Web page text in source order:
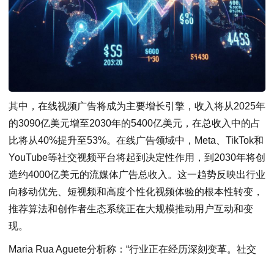
其中，在线视频广告将成为主要增长引擎，收入将从2025年
的3090亿美元增至2030年的5400亿美元，在总收入中的占
比将从40%提升至53%。在线广告领域中，Meta、TikTok和
YouTube等社交视频平台将起到决定性作用，到2030年将创
造约4000亿美元的流媒体广告总收入。这一趋势反映出行业
向移动优先、短视频和高度个性化视频体验的根本性转变，
推荐算法和创作者生态系统正在大规模推动用户互动和变
现。
Maria Rua Aguete分析称：“行业正在经历深刻变革。社交